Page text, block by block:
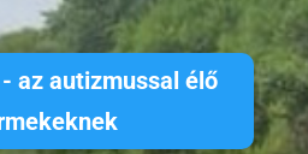
az autizmussal élő